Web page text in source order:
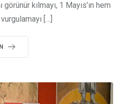
kılmayı, 1 Mayıs’ın hem
[…]